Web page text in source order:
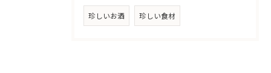
珍しいお酒 珍しい食材